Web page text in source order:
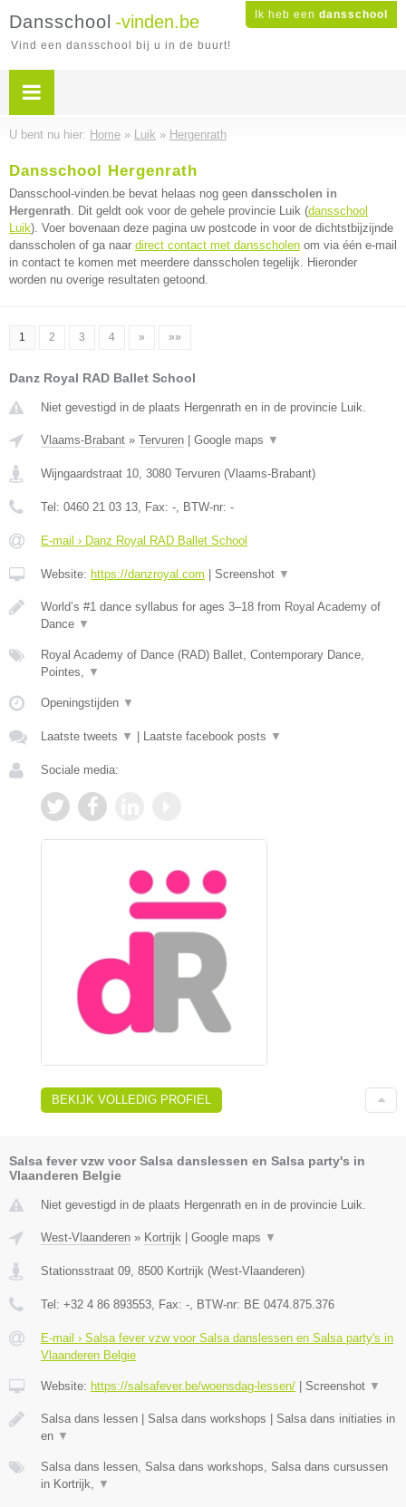
Ik heb een dansschool
Dansschool -vinden.be
Vind een dansschool bij u in de buurt!
U bent nu hier: Home » Luik » Hergenrath
Dansschool Hergenrath
Dansschool-vinden.be bevat helaas nog geen dansscholen in
Hergenrath. Dit geldt ook voor de gehele provincie Luik (dansschool
Luik). Voer bovenaan deze pagina uw postcode in voor de dichtstbijzijnde
dansscholen of ga naar direct contact met dansscholen om via één e-mail
in contact te komen met meerdere dansscholen tegelijk. Hieronder
worden nu overige resultaten getoond.
1 2 3 4 » »»
Danz Royal RAD Ballet School
Niet gevestigd in de plaats Hergenrath en in de provincie Luik.
Vlaams-Brabant » Tervuren Google maps ▼
Wijngaardstraat 10, 3080 Tervuren (Vlaams-Brabant)
Tel: 0460 21 03 13, Fax: -, BTW-nr: -
E-mail › Danz Royal RAD Ballet School
Website: https://danzroyal.com Screenshot ▼
World’s #1 dance syllabus for ages 3–18 from Royal Academy of
Dance ▼
Royal Academy of Dance (RAD) Ballet, Contemporary Dance,
Pointes, ▼
Openingstijden ▼
Laatste tweets ▼ Laatste facebook posts ▼
Sociale media:
BEKIJK VOLLEDIG PROFIEL
Salsa fever vzw voor Salsa danslessen en Salsa party's in
Vlaanderen Belgie
Niet gevestigd in de plaats Hergenrath en in de provincie Luik.
West-Vlaanderen » Kortrijk Google maps ▼
Stationsstraat 09, 8500 Kortrijk (West-Vlaanderen)
Tel: +32 4 86 893553, Fax: -, BTW-nr: BE 0474.875.376
E-mail › Salsa fever vzw voor Salsa danslessen en Salsa party's in
Vlaanderen Belgie
Website: https://salsafever.be/woensdag-lessen/ Screenshot ▼
Salsa dans lessen | Salsa dans workshops | Salsa dans initiaties in
en ▼
Salsa dans lessen, Salsa dans workshops, Salsa dans cursussen
in Kortrijk, ▼